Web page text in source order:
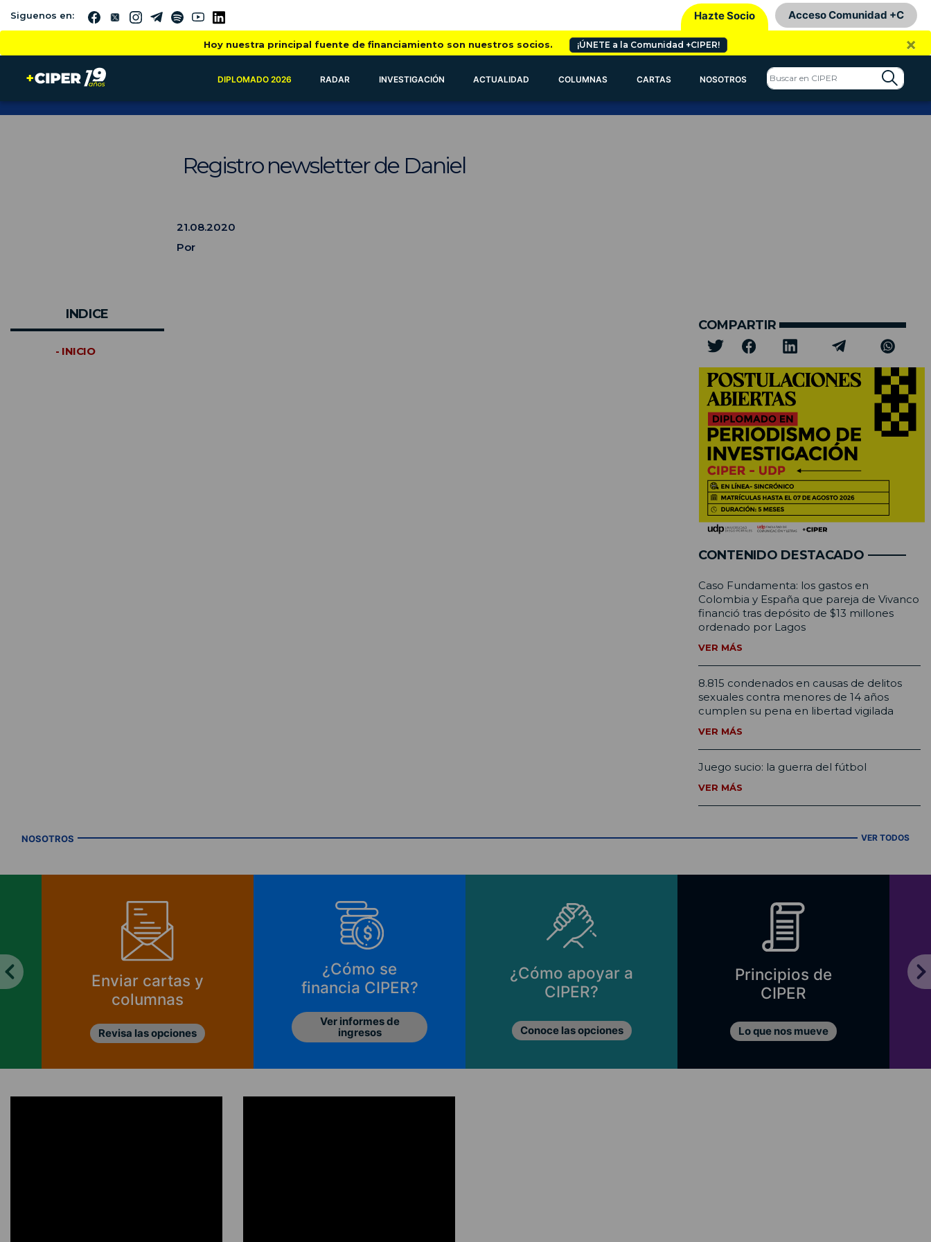
Siguenos en: Hazte Socio Acceso Comunidad +C
Hoy nuestra principal fuente de financiamiento son nuestros socios. ¡ÚNETE a la Comunidad +CIPER! ×
DIPLOMADO 2026 RADAR INVESTIGACIÓN ACTUALIDAD COLUMNAS CARTAS NOSOTROS
Registro newsletter de Daniel
21.08.2020
Por
INDICE
- INICIO
COMPARTIR
CONTENIDO DESTACADO
Caso Fundamenta: los gastos en
Colombia y España que pareja de Vivanco
financió tras depósito de $13 millones
ordenado por Lagos
VER MÁS
8.815 condenados en causas de delitos
sexuales contra menores de 14 años
cumplen su pena en libertad vigilada
VER MÁS
Juego sucio: la guerra del fútbol
VER MÁS
NOSOTROS VER TODOS
Enviar cartas y
columnas
Revisa las opciones
¿Cómo se
financia CIPER?
Ver informes de
ingresos
¿Cómo apoyar a
CIPER?
Conoce las opciones
Principios de
CIPER
Lo que nos mueve